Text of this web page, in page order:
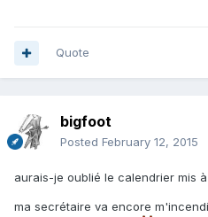
Quote
bigfoot
Posted February 12, 2015
aurais-je oublié le calendrier mis à
ma secrétaire va encore